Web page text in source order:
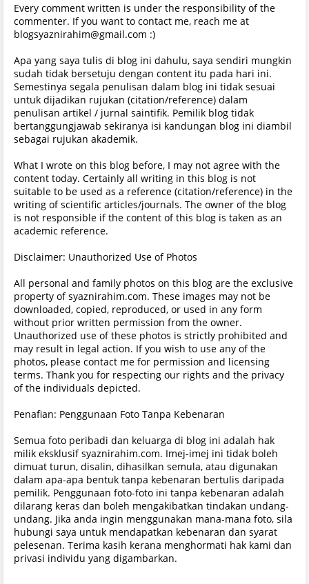
Every comment written is under the responsibility of the
commenter. If you want to contact me, reach me at
blogsyaznirahim@gmail.com :)
Apa yang saya tulis di blog ini dahulu, saya sendiri mungkin
sudah tidak bersetuju dengan content itu pada hari ini.
Semestinya segala penulisan dalam blog ini tidak sesuai
untuk dijadikan rujukan (citation/reference) dalam
penulisan artikel / jurnal saintifik. Pemilik blog tidak
bertanggungjawab sekiranya isi kandungan blog ini diambil
sebagai rujukan akademik.
What I wrote on this blog before, I may not agree with the
content today. Certainly all writing in this blog is not
suitable to be used as a reference (citation/reference) in the
writing of scientific articles/journals. The owner of the blog
is not responsible if the content of this blog is taken as an
academic reference.
Disclaimer: Unauthorized Use of Photos
All personal and family photos on this blog are the exclusive
property of syaznirahim.com. These images may not be
downloaded, copied, reproduced, or used in any form
without prior written permission from the owner.
Unauthorized use of these photos is strictly prohibited and
may result in legal action. If you wish to use any of the
photos, please contact me for permission and licensing
terms. Thank you for respecting our rights and the privacy
of the individuals depicted.
Penafian: Penggunaan Foto Tanpa Kebenaran
Semua foto peribadi dan keluarga di blog ini adalah hak
milik eksklusif syaznirahim.com. Imej-imej ini tidak boleh
dimuat turun, disalin, dihasilkan semula, atau digunakan
dalam apa-apa bentuk tanpa kebenaran bertulis daripada
pemilik. Penggunaan foto-foto ini tanpa kebenaran adalah
dilarang keras dan boleh mengakibatkan tindakan undang-
undang. Jika anda ingin menggunakan mana-mana foto, sila
hubungi saya untuk mendapatkan kebenaran dan syarat
pelesenan. Terima kasih kerana menghormati hak kami dan
privasi individu yang digambarkan.